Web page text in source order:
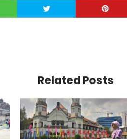
Related Posts